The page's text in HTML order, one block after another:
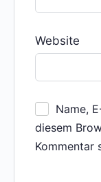
Website
Name,
diesem
Kommentar